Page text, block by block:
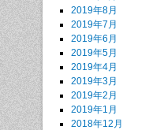
2019年8月
2019年7月
2019年6月
2019年5月
2019年4月
2019年3月
2019年2月
2019年1月
2018年12月